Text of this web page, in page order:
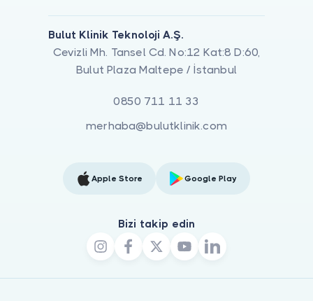
Bulut Klinik Teknoloji A.Ş.
Cevizli Mh. Tansel Cd. No:12 Kat:8 D:60,
Bulut Plaza Maltepe / İstanbul
0850 711 11 33
merhaba@bulutklinik.com
Apple Store Google Play
Bizi takip edin